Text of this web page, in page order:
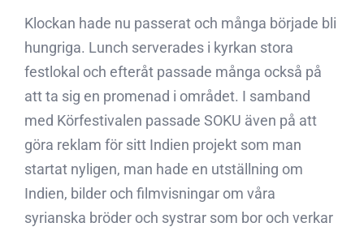
Klockan hade nu passerat och många började bli
hungriga. Lunch serverades i kyrkan stora
festlokal och efteråt passade många också på
att ta sig en promenad i området. I samband
med Körfestivalen passade SOKU även på att
göra reklam för sitt Indien projekt som man
startat nyligen, man hade en utställning om
Indien, bilder och filmvisningar om våra
syrianska bröder och systrar som bor och verkar